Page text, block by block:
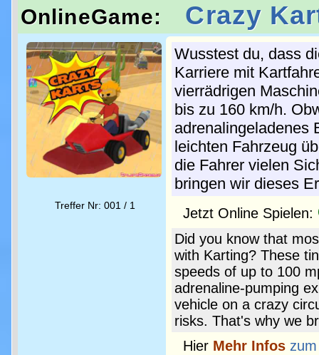
OnlineGame: Crazy
Treffer Nr: 001 / 1
Wusstest du, dass
Karriere mit
vierrädrigen
bis zu 160 km/h.
adrenalingeladenes
leichten Fahrzeug
die Fahrer vielen
bringen wir dieses
Jetzt Online Spielen:
Did you know that
with Karting? These
speeds of up to 100
adrenaline-pumping
vehicle on a crazy
risks. That's why we
Hier Mehr Infos